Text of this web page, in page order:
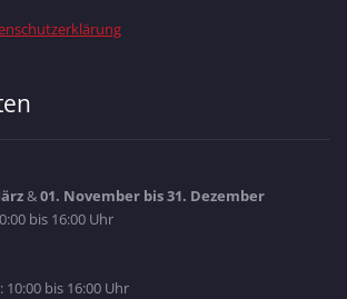
&01. November bis 31. Dezember
bis 16:00 Uhr
10:00 bis 16:00 Uhr